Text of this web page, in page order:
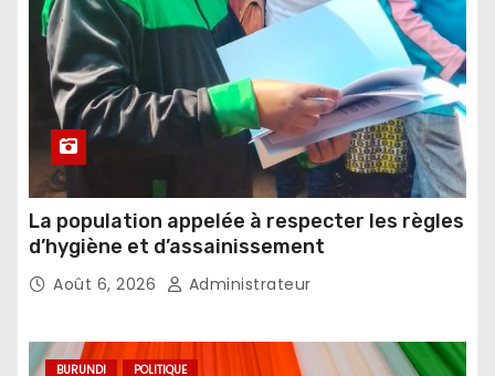
La population appelée à respecter les règles
d’hygiène et d’assainissement
Août 6, 2026 Administrateur
BURUNDI POLITIQUE